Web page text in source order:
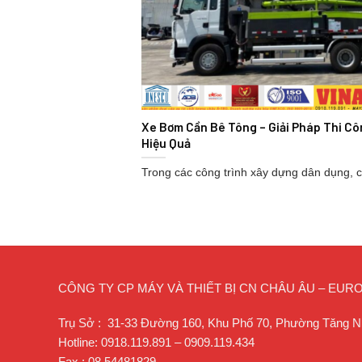
Xe Bơm Cần Bê Tông – Giải Pháp Thi
Hiệu Quả
Trong các công trình xây dựng dân dụng,
CÔNG TY CP MÁY VÀ THIẾT BỊ CN CHÂU ÂU –
Trụ Sở : 31-33 Đường 160, Khu Phố 70, Phường Tăng
Hotline: 0918.119.891 – 0909.119.434